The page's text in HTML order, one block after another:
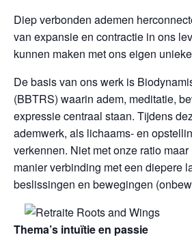
Diep verbonden ademen
van expansie en contractie in ons
kunnen maken met ons eigen
De basis van ons werk is
(BBTRS) waarin adem, meditatie,
expressie centraal staan. Tijdens
ademwerk, als lichaams- en
verkennen. Niet met onze ratio
manier verbinding met een diepere
beslissingen en bewegingen
Thema’s intuïtie en passie